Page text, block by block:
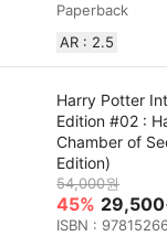
Paperback
AR : 2.5
Harry Potter
Edition #02 :
Chamber of
Edition)
54,000원
45% 29,500
ISBN :